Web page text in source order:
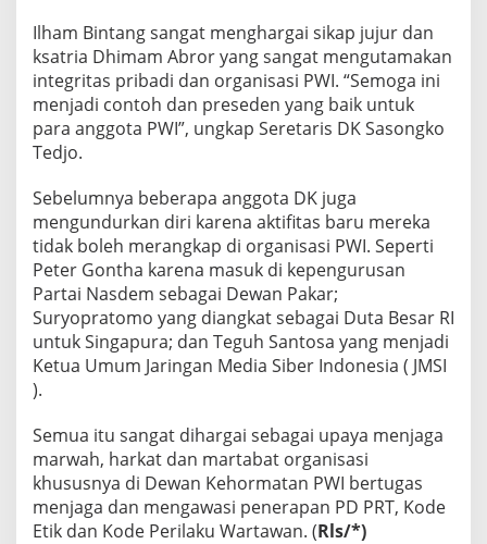
Ilham Bintang sangat menghargai sikap jujur dan
ksatria Dhimam Abror yang sangat mengutamakan
integritas pribadi dan organisasi PWI. “Semoga ini
menjadi contoh dan preseden yang baik untuk
para anggota PWI”, ungkap Seretaris DK Sasongko
Tedjo.
Sebelumnya beberapa anggota DK juga
mengundurkan diri karena aktifitas baru mereka
tidak boleh merangkap di organisasi PWI. Seperti
Peter Gontha karena masuk di kepengurusan
Partai Nasdem sebagai Dewan Pakar;
Suryopratomo yang diangkat sebagai Duta Besar RI
untuk Singapura; dan Teguh Santosa yang menjadi
Ketua Umum Jaringan Media Siber Indonesia ( JMSI
).
Semua itu sangat dihargai sebagai upaya menjaga
marwah, harkat dan martabat organisasi
khususnya di Dewan Kehormatan PWI bertugas
menjaga dan mengawasi penerapan PD PRT, Kode
Etik dan Kode Perilaku Wartawan. (Rls/*)